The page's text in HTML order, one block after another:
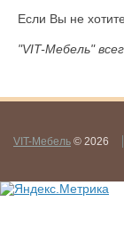
Если Вы не
"VIT-Мебель"
VIT-Мебель © 2026